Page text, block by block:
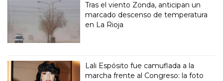
Tras el viento Zonda, anticipan un
marcado descenso de temperatura
en La Rioja
Lali Espósito fue camuflada a la
marcha frente al Congreso: la foto